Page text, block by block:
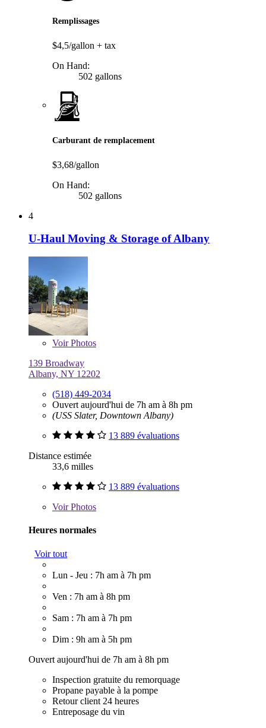
Remplissages
$4,5/gallon + tax
On Hand:
502 gallons
Carburant de remplacement
$3,68/gallon
On Hand:
502 gallons
4
U-Haul Moving & Storage of Albany
VoirPhotos
139 Broadway
Albany, NY 12202
(518) 449-2034
Ouvert aujourd'hui de 7h am à 8h pm
(USS Slater, Downtown Albany)
13 889 évaluations
Distance estimée
33,6 milles
13 889 évaluations
VoirPhotos
Heures normales
Voir tout
Lun - Jeu : 7h am à 7h pm
Ven : 7h am à 8h pm
Sam : 7h am à 7h pm
Dim : 9h am à 5h pm
Ouvert aujourd'hui de 7h am à 8h pm
Inspection gratuite du remorquage
Propane payable à la pompe
Retour client 24 heures
Entreposage du vin